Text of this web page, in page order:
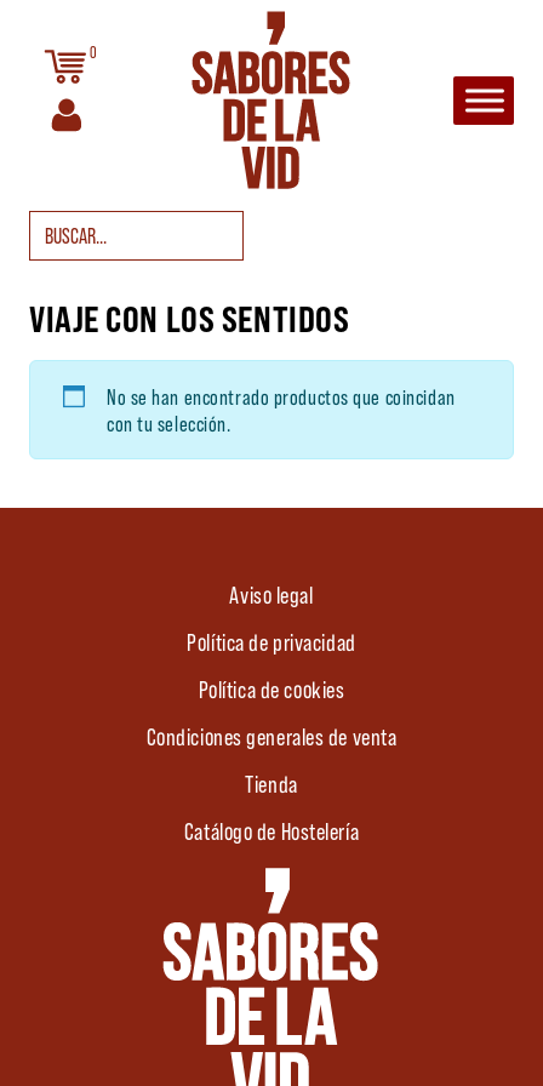
0
Buscar:
VIAJE CON LOS SENTIDOS
No se han encontrado productos que coincidan
con tu selección.
Aviso legal
Política de privacidad
Política de cookies
Condiciones generales de venta
Tienda
Catálogo de Hostelería